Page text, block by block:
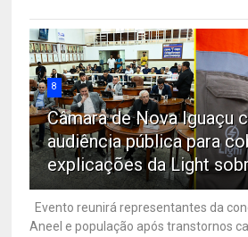
8
Câmara de Nova Iguaçu
audiência pública para
explicações da Light
Evento reunirá representantes da
Aneel e população após transtornos